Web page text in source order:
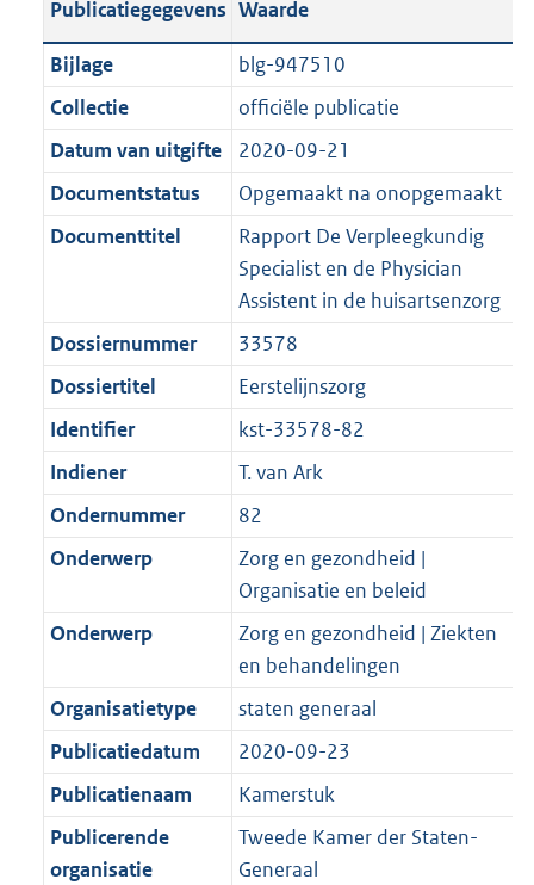
i
e
i
n
f
a
a
t
3
7
K
b
t
i
e
i
n
m
a
a
7
K
b
a
t
i
e
i
r
m
a
t
:
3
K
b
c
a
t
i
e
o
r
m
a
t
:
7
K
b
a
n
d
s
g
r
o
o
t
t
:
2
K
b
a
n
d
s
g
r
o
o
t
e
:
2
b
Publicatiegegevens Waarde
Bijlage
blg-947510
Collectie
officiële publicatie
Datum van uitgifte
2020-09-21
Documentstatus
Opgemaakt na onopgemaakt
Documenttitel
Rapport De Verpleegkundig
Specialist en de Physician
Assistent in de huisartsenzorg
Dossiernummer
33578
Dossiertitel
Eerstelijnszorg
Identifier
kst-33578-82
Indiener
T. van Ark
Ondernummer
82
Onderwerp
Zorg en gezondheid |
Organisatie en beleid
Onderwerp
Zorg en gezondheid | Ziekten
en behandelingen
Organisatietype
staten generaal
Publicatiedatum
2020-09-23
Publicatienaam
Kamerstuk
Publicerende
organisatie
Tweede Kamer der Staten-
Generaal